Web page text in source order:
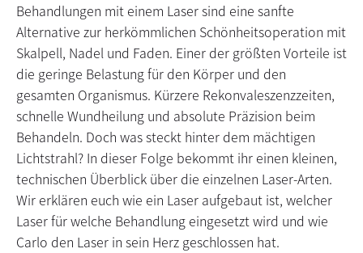
Behandlungen mit einem Laser sind eine sanfte
Alternative zur herkömmlichen Schönheitsoperation mit
Skalpell, Nadel und Faden. Einer der größten Vorteile ist
die geringe Belastung für den Körper und den
gesamten Organismus. Kürzere Rekonvaleszenzzeiten,
schnelle Wundheilung und absolute Präzision beim
Behandeln. Doch was steckt hinter dem mächtigen
Lichtstrahl? In dieser Folge bekommt ihr einen kleinen,
technischen Überblick über die einzelnen Laser-Arten.
Wir erklären euch wie ein Laser aufgebaut ist, welcher
Laser für welche Behandlung eingesetzt wird und wie
Carlo den Laser in sein Herz geschlossen hat.